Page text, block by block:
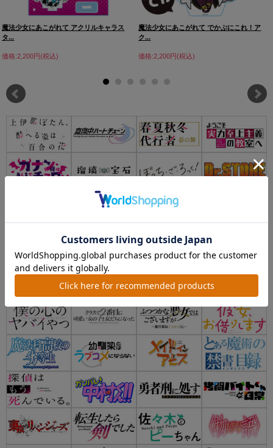
魔法少女にあこがれて アクリルキャラス
タ...
価格:2,200円(税込)
魔法少女にあこがれて でかぷにこれ！ア
ク...
価格:2,200円(税込)